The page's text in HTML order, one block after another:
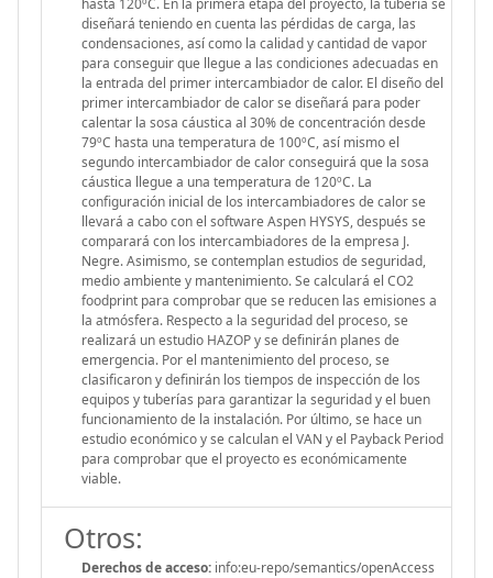
hasta 120ºC. En la primera etapa del proyecto, la tubería se
diseñará teniendo en cuenta las pérdidas de carga, las
condensaciones, así como la calidad y cantidad de vapor
para conseguir que llegue a las condiciones adecuadas en
la entrada del primer intercambiador de calor. El diseño del
primer intercambiador de calor se diseñará para poder
calentar la sosa cáustica al 30% de concentración desde
79ºC hasta una temperatura de 100ºC, así mismo el
segundo intercambiador de calor conseguirá que la sosa
cáustica llegue a una temperatura de 120ºC. La
configuración inicial de los intercambiadores de calor se
llevará a cabo con el software Aspen HYSYS, después se
comparará con los intercambiadores de la empresa J.
Negre. Asimismo, se contemplan estudios de seguridad,
medio ambiente y mantenimiento. Se calculará el CO2
foodprint para comprobar que se reducen las emisiones a
la atmósfera. Respecto a la seguridad del proceso, se
realizará un estudio HAZOP y se definirán planes de
emergencia. Por el mantenimiento del proceso, se
clasificaron y definirán los tiempos de inspección de los
equipos y tuberías para garantizar la seguridad y el buen
funcionamiento de la instalación. Por último, se hace un
estudio económico y se calculan el VAN y el Payback Period
para comprobar que el proyecto es económicamente
viable.
Otros:
Derechos de acceso: info:eu-repo/semantics/openAccess